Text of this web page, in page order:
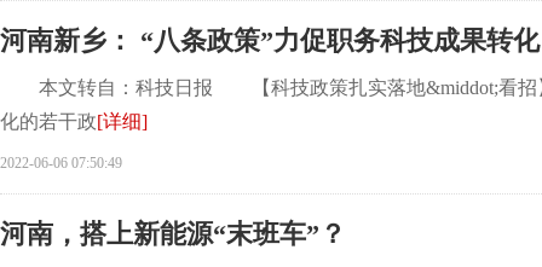
河南新乡： “八条政策”力促职务科技成果转化
本文转自：科技日报 【科技政策扎实落地&middot;看招
化的若干政[详细]
2022-06-06 07:50:49
河南，搭上新能源“末班车”？